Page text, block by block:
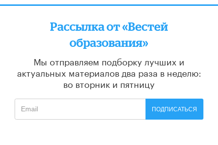
Рассылка от «Вестей
образования»
Мы отправляем подборку лучших и
актуальных материалов два раза в неделю:
во вторник и пятницу
ПОДПИСАТЬСЯ